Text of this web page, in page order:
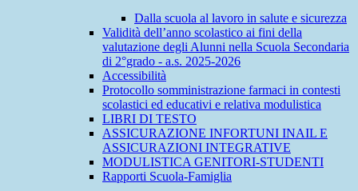
Dalla scuola al lavoro in salute e sicurezza
Validità dell’anno scolastico ai fini della
valutazione degli Alunni nella Scuola Secondaria
di 2°grado - a.s. 2025-2026
Accessibilità
Protocollo somministrazione farmaci in contesti
scolastici ed educativi e relativa modulistica
LIBRI DI TESTO
ASSICURAZIONE INFORTUNI INAIL E
ASSICURAZIONI INTEGRATIVE
MODULISTICA GENITORI-STUDENTI
Rapporti Scuola-Famiglia